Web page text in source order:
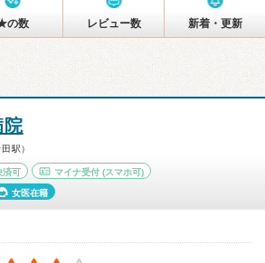
の数 レビュー数 新着・更新
院
駅）
済可 マイナ受付 (スマホ可)
女医在籍